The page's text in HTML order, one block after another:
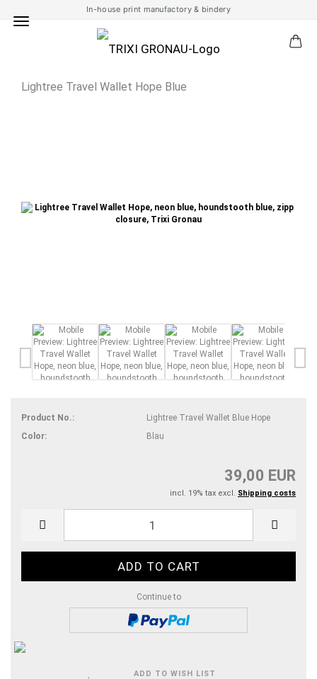
In-house print manufactory & bindery
Lightree Travel Wallet Hope Blue
Product No.:
Lightree Travel Wallet Blue Hope
Color:
Blau
39,00 EUR
incl. 19% tax excl. Shipping costs
Continue to
ADD TO WISH LIST